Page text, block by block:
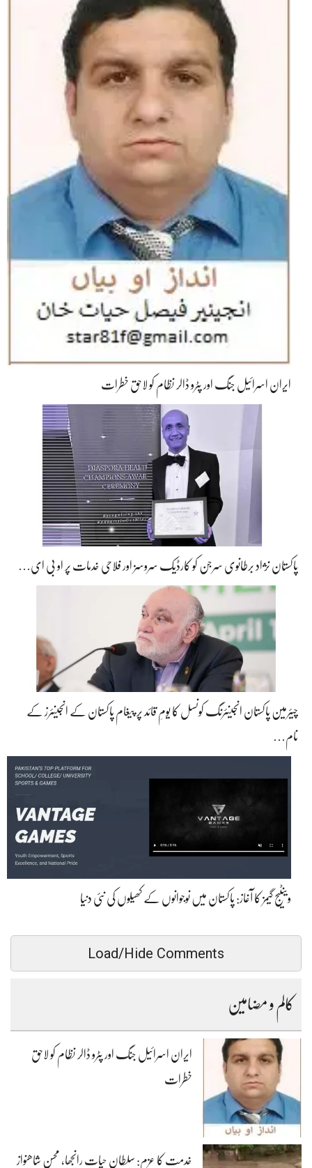
ایران اسرائیل جنگ اور پٹرو ڈالر نظام کو لاحق خطرات
پاکستان نژاد برطانوی سرجن کو کارڈیک سروسز اور فلاحی خدمات پر او بی ای…
چیئرمین پاکستان انجینئرنگ کونسل کا یومِ قائد پر پیغام پاکستان کے انجینئرز کے
نام…
وینٹیج گیمز کا آغاز: پاکستان میں نوجوانوں کے کھیلوں کی نئی دنیا
Load/Hide Comments
کالم و مضامین
ایران اسرائیل جنگ اور پٹرو ڈالر نظام کو لاحق
خطرات
خدمت کا عزم: سلطان حیات رانجھا، محسن شاھنواز